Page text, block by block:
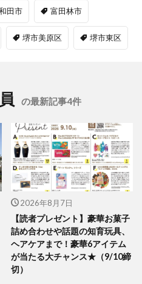
田市 富田林市
堺市美原区 堺市東区
の最新記事4件
2026年8月7日
【読者プレゼント】豪華お菓子
詰め合わせや話題の知育玩具、
ヘアケアまで！豪華6アイテム
が当たる大チャンス★（9/10締
切）